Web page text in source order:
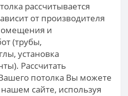
рассчитывается
от производителя
и
(трубы,
установка
Рассчитать
потолка Вы можете
сайте, используя